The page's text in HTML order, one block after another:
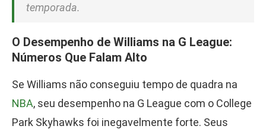
temporada.
O Desempenho de Williams na G League:
Números Que Falam Alto
Se Williams não conseguiu tempo de quadra na
NBA, seu desempenho na G League com o College
Park Skyhawks foi inegavelmente forte. Seus